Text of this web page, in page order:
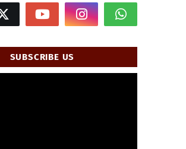
SUBSCRIBE US